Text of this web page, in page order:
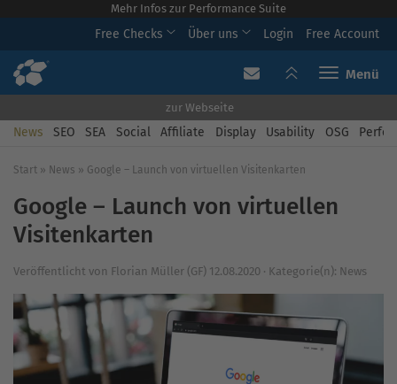
Mehr Infos zur Performance Suite
Free Checks Über uns Login Free Account
Toggle
zur Webseite
News SEO SEA Social Affiliate Display Usability OSG
Start » News » Google – Launch von virtuellen Visitenkarten
Google – Launch von virtuellen
Visitenkarten
Veröffentlicht von Florian Müller (GF) 12.08.2020 · Kategorie(n): News